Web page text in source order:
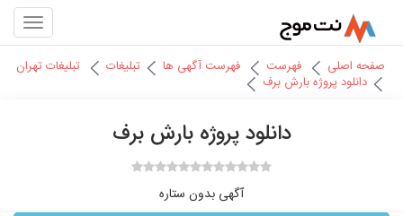
صفحه اصلی فهرست فهرست آگهی ها تبلیغات
تبلیغات تهران
دانلود پروژه بارش برف
دانلود پروژه بارش برف
آگهی بدون ستاره